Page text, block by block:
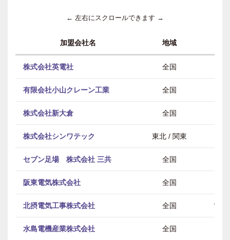
← 左右にスクロールできます →
加盟会社名 地域
株式会社英電社 全国
有限会社小山クレーン工業 全国
株式会社新大倉 全国
株式会社シンワテック 東北 / 関東
セブン足場 株式会社 三共 全国
阪東電気株式会社 全国
北摂電気工事株式会社 全国 電気
水島電機産業株式会社 全国